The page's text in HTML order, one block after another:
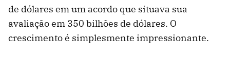
de dólares em um acordo que situava sua
avaliação em 350 bilhões de dólares. O
crescimento é simplesmente impressionante.